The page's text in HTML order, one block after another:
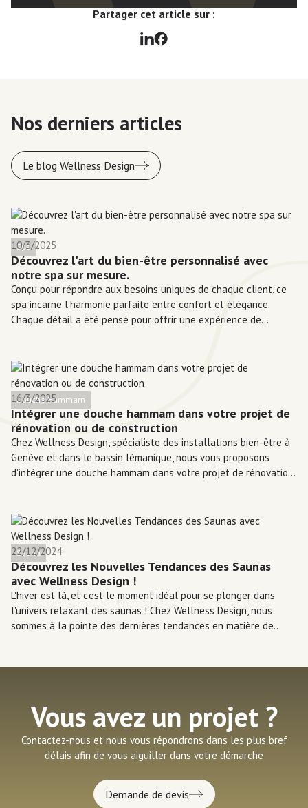
Partager cet article sur :
Nos derniers articles
Le blog Wellness Design
Spa
10/3/2025
Découvrez l'art du bien-être personnalisé avec
notre spa sur mesure.
Conçu pour répondre aux besoins uniques de chaque client, ce
spa incarne l'harmonie parfaite entre confort et élégance.
Chaque détail a été pensé pour offrir une expérience de
Douche Hammam
16/3/2025
Intégrer une douche hammam dans votre projet de
rénovation ou de construction
Chez Wellness Design, spécialiste des installations bien-être à
Genève et dans le bassin lémanique, nous vous proposons
d'intégrer une douche hammam dans votre projet de rénovation
Sauna
22/12/2024
Découvrez les Nouvelles Tendances des Saunas
avec Wellness Design !
L'hiver est là, et c'est le moment idéal pour se plonger dans
l'univers relaxant des saunas ! Chez Wellness Design, nous
sommes à la pointe des dernières tendances en matière de
Vous avez un projet ?
Contactez-nous et nous vous répondrons dans les plus bref
délais afin de vous aiguiller dans votre démarche
Demande de devis